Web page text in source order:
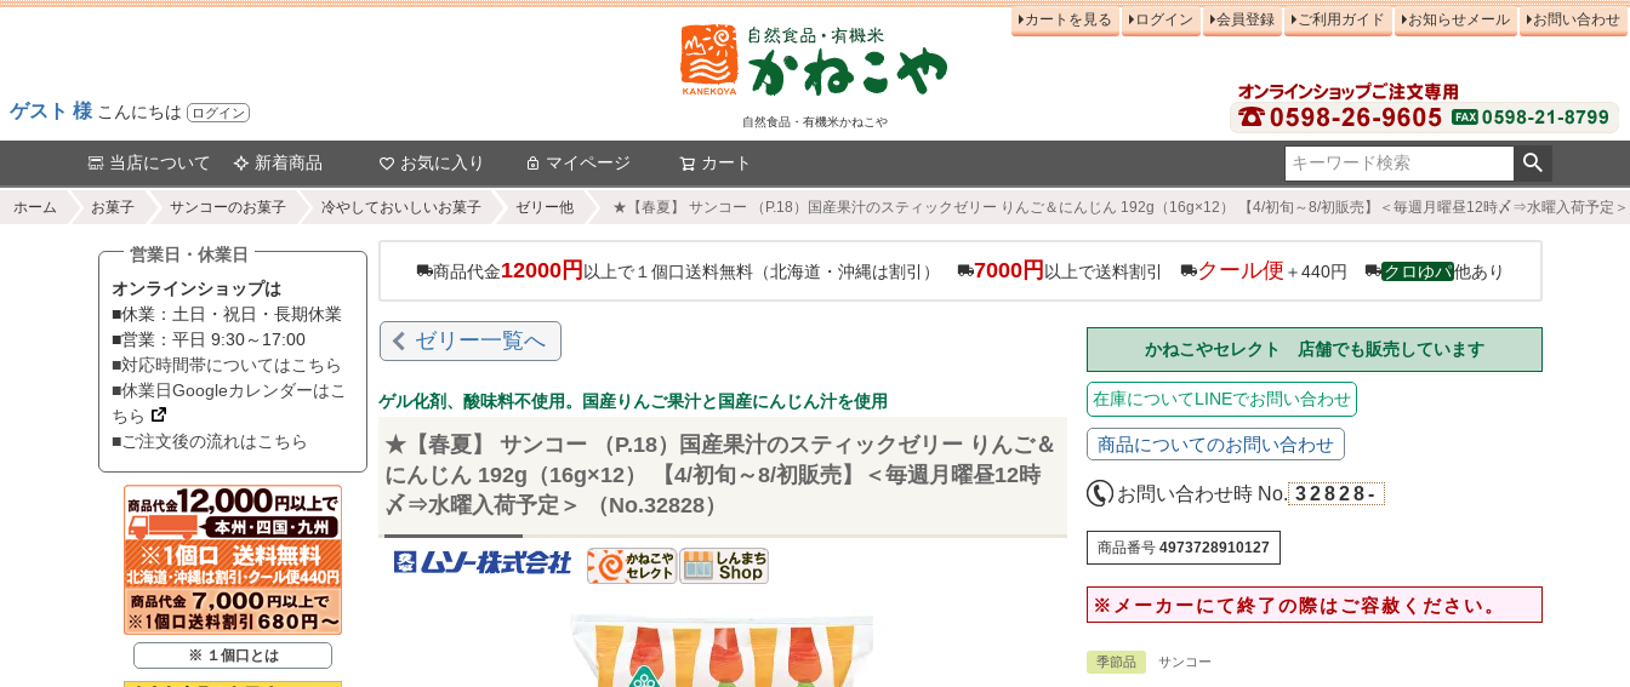
ゲスト 様 こんにちは ログイン
自然食品・有機米かねこや
カートを見る ログイン 会員登録 ご利用ガイド お知らせメール お問い合わせ
当店について 新着商品 お気に入り マイページ カート
ホーム お菓子 サンコーのお菓子 冷やしておいしいお菓子 ゼリー他 ★【春夏】 サンコー （P.18）国産果汁のスティックゼリー りんご＆にんじん 192g（16g×12） 【4/初旬～8/初販売】＜毎週月曜昼12時〆⇒水曜入荷予定
営業日・休業日
オンラインショップは
■休業：土日・祝日・長期休業
■営業：平日 9:30～17:00
■対応時間帯についてはこちら
■休業日Googleカレンダーはこ
ちら
■ご注文後の流れはこちら
※ １個口とは
商品代金12000円 以上で１個口送料無料（北海道・沖縄は割引） 7000円 以上で送料割引 クール便 ＋440円 クロゆパ他あり
ゼリー一覧へ
ゲル化剤、酸味料不使用。国産りんご果汁と国産にんじん汁を使用
★【春夏】 サンコー （P.18）国産果汁のスティックゼリー りんご＆
にんじん 192g（16g×12） 【4/初旬～8/初販売】＜毎週月曜昼12時
〆⇒水曜入荷予定＞ （No.32828）
かねこやセレクト 店舗でも販売しています
在庫についてLINEでお問い合わせ
商品についてのお問い合わせ
お問い合わせ時 No. 32828-
商品番号 4973728910127
※メーカーにて終了の際はご容赦ください。
季節品 サンコー